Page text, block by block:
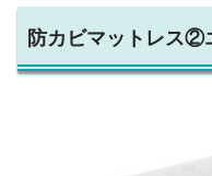
防カビマットレス②